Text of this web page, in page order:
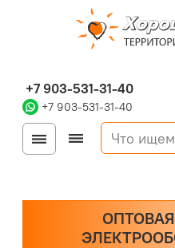
+7 903-531-31-40
+7 903-531-31-40